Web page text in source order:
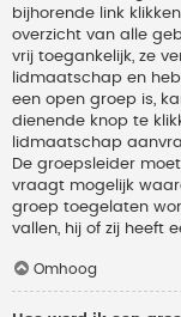
bijhorende link
overzicht van alle
vrij toegankelijk, ze
lidmaatschap en
een open groep is,
dienende knop te
lidmaatschap
De groepsleider
vraagt mogelijk
groep toegelaten
vallen, hij of zij heeft
Omhoog